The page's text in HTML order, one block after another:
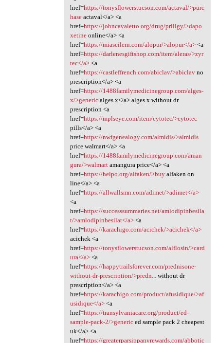
href=https://tonysflowerstucson.com/actaval/>purc
haseactaval</a> <a
href=https://johncavaletto.org/drug/priligy/>dapo
xetineonline</a> <a
href=https://miaseilern.com/alopur/>alopur</a><a
href=https://darlenesgiftshop.com/item/aleras/>zyr
tec</a><a
href=https://castleffrench.com/abiclav/>abiclavno
prescription</a> <a
href=https://1488familymedicinegroup.com/alges-
x/>genericalges x</a> alges x without dr
prescription <a
href=https://mplseye.com/item/cytotec/>cytotec
pills</a> <a
href=https://nwfgenealogy.com/almidis/>almidis
price walmart</a> <a
href=https://1488familymedicinegroup.com/aman
gura/>walmartamangura price</a> <a
href=https://helpo.org/alfaken/>buyalfaken on
line</a> <a
href=https://allwallsmn.com/adimet/>adimet</a>
<a
href=https://successsummaries.net/amlodipinbesila
t/>amlodipinbesilat</a><a
href=https://karachigo.com/acichek/>acichek</a>
acichek <a
href=https://tonysflowerstucson.com/alflosin/>card
ura</a><a
href=https://happytrailsforever.com/prednisone-
without-dr-prescription/>predn...
without dr
prescription</a> <a
href=https://karachigo.com/product/afusidique/>af
usidique</a><a
href=https://transylvaniacare.org/product/ed-
sample-pack-2/>genericed sample pack 2 cheapest
uk</a> <a
href=https://greaterparsippanyrewards.com/abbotic